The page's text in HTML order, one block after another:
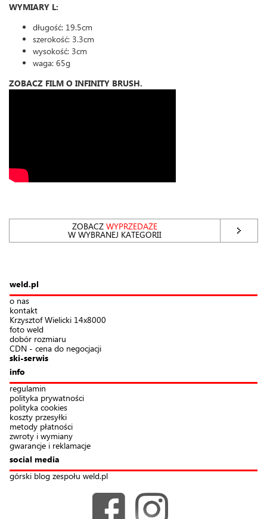
WYMIARY L:
długość: 19.5cm
szerokość: 3.3cm
wysokość: 3cm
waga: 65g
ZOBACZ FILM O INFINITY BRUSH.
ZOBACZWYPRZEDAŻE
W WYBRANEJ KATEGORII
weld.pl
o nas
kontakt
Krzysztof Wielicki 14x8000
foto weld
dobór rozmiaru
CDN - cena do negocjacji
ski-serwis
info
regulamin
polityka prywatności
polityka cookies
koszty przesyłki
metody płatności
zwroty i wymiany
gwarancje i reklamacje
social media
górski blog zespołu weld.pl